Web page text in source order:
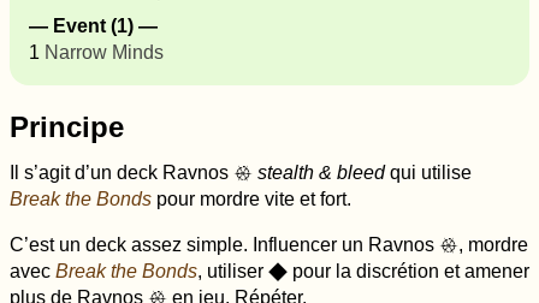
— Event (1) —
1 Narrow Minds
Principe
Il s’agit d’un deck Ravnos x stealth & bleedqui utilise
Break the Bonds pour mordre vite et fort.
C’est un deck assez simple. Influencer un Ravnos x, mordre
avec Break the Bonds, utiliser O pour la discrétion et amener
plus de Ravnos x en jeu. Répéter.